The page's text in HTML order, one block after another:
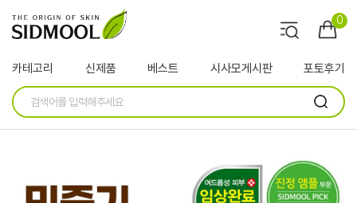
0
카테고리 신제품 베스트 시사모게시판 포토후기